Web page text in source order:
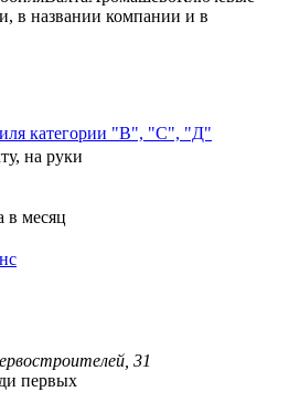
в названии компании и в
категории "В", "С", "Д"
на руки
в месяц
31
первых